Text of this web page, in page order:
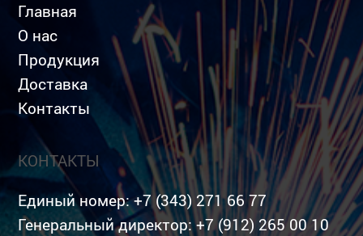
Главная
О нас
Продукция
Доставка
Контакты
КОНТАКТЫ
Единый номер:+7 (343) 271 66 77
Генеральный директор:+7 (912) 265 00 10